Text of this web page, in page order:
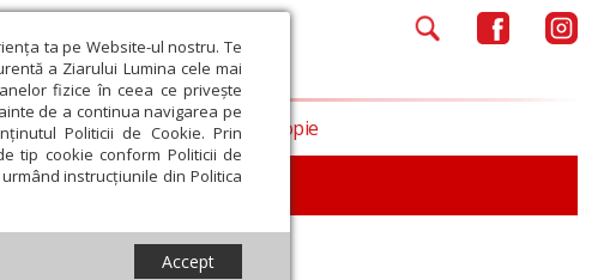
ta pe Website-ul nostru. Te
a Ziarului Lumina cele mai
fizice în ceea ce privește
de a continua navigarea pe
Politicii de Cookie. Prin
tip cookie conform Politicii de
instrucțiunile din Politica
Accept
Opinii Filantropie